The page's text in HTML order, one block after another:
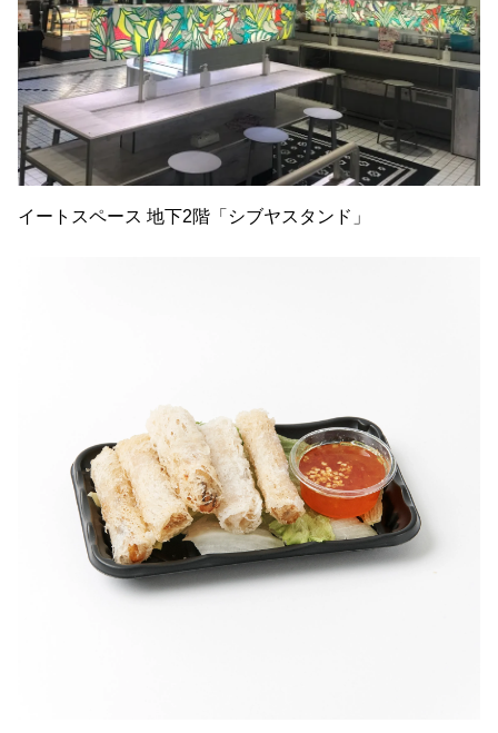
イートスペース 地下2階「シブヤスタンド」